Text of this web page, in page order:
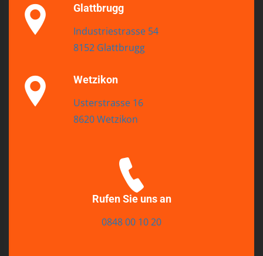
Glattbrugg
Industriestrasse 54
8152 Glattbrugg
Wetzikon
Usterstrasse 16
8620 Wetzikon
Rufen Sie uns an
0848 00 10 20